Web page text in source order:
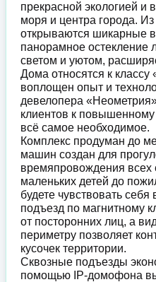
прекрасной экологией и
моря и центра города.
открываются шикарные
панорамное остекление
светом и уютом,
Дома относятся к
воплощен опыт и
девелопера
клиентов к
всё самое необходимое.
Комплекс продуман до
машин создан для
времяпровождения всех
маленьких детей до
будете чувствовать себя
подъезд по магнитному
от посторонних лиц, а
периметру позволяет
кусочек территории.
Сквозные подъезды
помощью IP-домофона